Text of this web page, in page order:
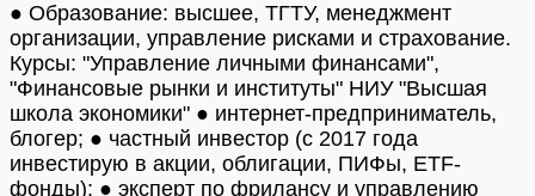
● Образование: высшее, ТГТУ, менеджмент
организации, управление рисками и страхование.
Курсы: "Управление личными финансами",
"Финансовые рынки и институты" НИУ "Высшая
школа экономики" ● интернет-предприниматель,
блогер; ● частный инвестор (с 2017 года
инвестирую в акции, облигации, ПИФы, ETF-
фонды); ● эксперт по фрилансу и управлению